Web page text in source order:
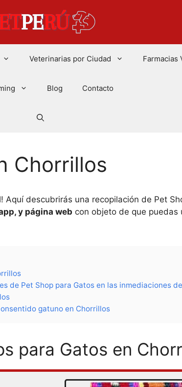
Veterinarias por Ciudad Farmacias
Blog Contacto
Chorrillos
Aquí descubrirás una recopilación de Pet
y página web con objeto de que puedas
de Pet Shop para Gatos en las inmediaciones
gatuno en Chorrillos
para Gatos en